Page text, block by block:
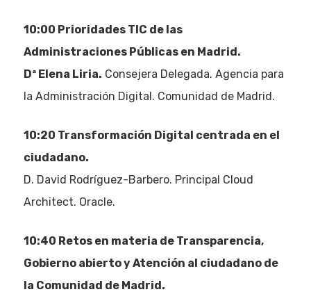
10:00 Prioridades TIC de las
Administraciones Públicas en Madrid.
Dª Elena Liria. Consejera Delegada. Agencia para
la Administración Digital. Comunidad de Madrid.
10:20 Transformación Digital centrada en el
ciudadano.
D. David Rodríguez-Barbero. Principal Cloud
Architect. Oracle.
10:40 Retos en materia de Transparencia,
Gobierno abierto y Atención al ciudadano de
la Comunidad de Madrid.